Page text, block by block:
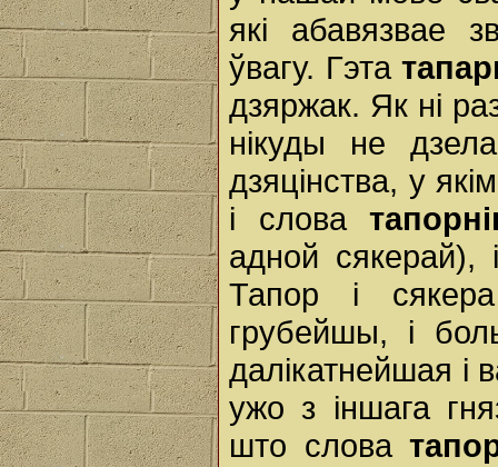
які абавязвае
ўвагу. Гэта
дзяржак. Як ні
нікуды не
дзяцінства, у
і слова
адной сякерай),
Тапор і
грубейшы, і
далікатнейшая
ужо з іншага
што слова